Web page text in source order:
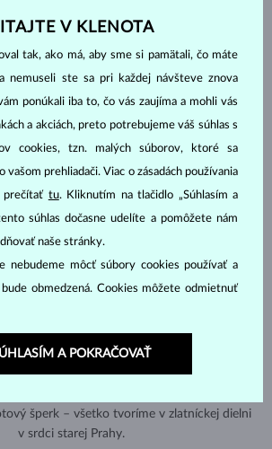
šperk – všetko tvoríme v zlatníckej dielni
v srdci starej Prahy.
V KLENOTA
tak, ako má, aby sme si pamätali, čo máte
nemuseli ste sa pri každej návšteve znova
ponúkali iba to, čo vás zaujíma a mohli vás
a akciách, preto potrebujeme váš súhlas s
cookies, tzn. malých súborov, ktoré sa
vašom prehliadači. Viac o zásadách používania
prečítať tu. Kliknutím na tlačidlo „Súhlasím a
súhlas dočasne udelíte a pomôžete nám
naše stránky.
nebudeme môcť súbory cookies používať a
obmedzená. Cookies môžete odmietnuť
A POKRAČOVAŤ